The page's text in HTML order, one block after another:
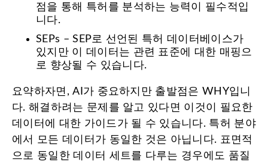
점을 통해 특허를 분석하는 능력이 필수적입
니다.
SEPs – SEP로 선언된 특허 데이터베이스가
있지만 이 데이터는 관련 표준에 대한 매핑으
로 향상될 수 있습니다.
요약하자면, AI가 중요하지만 출발점은 WHY입니
다. 해결하려는 문제를 알고 있다면 이것이 필요한
데이터에 대한 가이드가 될 수 있습니다. 특허 분야
에서 모든 데이터가 동일한 것은 아닙니다. 표면적
으로 동일한 데이터 세트를 다루는 경우에도 품질